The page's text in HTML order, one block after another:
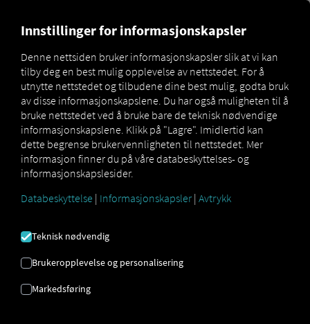
Marketplace Connectors Linkway.Integrator Connect
LINKWAY INTEGRATOR
CONNECT
Bruker du allerede
linkway.INTEGRATOR
Integrigo Sp. z oo ? Da kan du
denne tjenesten med data fra våre
Innstillinger for informasjonskapsler
Denne nettsiden bruker informasjonskapsler slik at vi kan
tilby deg en best mulig opplevelse av nettstedet. For å
utnytte nettstedet og tilbudene dine best mulig, godta bruk
av disse informasjonskapslene. Du har også muligheten til å
bruke nettstedet ved å bruke bare de teknisk nødvendige
informasjonskapslene. Klikk på "Lagre". Imidlertid kan
dette begrense brukervennligheten til nettstedet. Mer
informasjon finner du på våre databeskyttelses- og
informasjonskapslesider.
Databeskyttelse | Informasjonskapsler | Avtrykk
Teknisk nødvendig
Brukeropplevelse og personalisering
Markedsføring